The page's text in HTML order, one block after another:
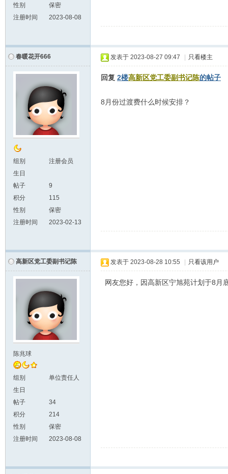
性别
保密
注册时间
2023-08-08
春暖花开666
组别
注册会员
生日
帖子
9
积分
115
性别
保密
注册时间
2023-02-13
发表于 2023-08-27 09:47 只看楼主
回复 2楼高新区党工委副书记陈的帖子
8月份过渡费什么时候安排？
高新区党工委副书记陈
陈兆球
组别
单位责任人
生日
帖子
34
积分
214
性别
保密
注册时间
2023-08-08
发表于 2023-08-28 10:55 只看该用户
网友您好，因高新区宁旭苑计划于8月